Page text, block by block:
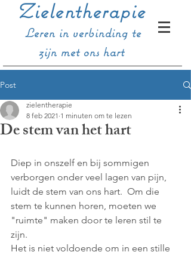
Zielentherapie
Leren in verbinding te
zijn met ons hart
Post
De stem van het hart
zielentherapie
8 feb 2021 1 minuten om te lezen
Diep in onszelf en bij sommigen
verborgen onder veel lagen van pijn,
luidt de stem van ons hart.  Om die
stem te kunnen horen, moeten we
"ruimte" maken door te leren stil te
zijn.
Het is niet voldoende om in een stille